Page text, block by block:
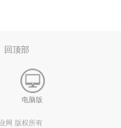
回顶部
电脑版
网 版权所有